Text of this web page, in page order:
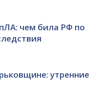
чем била РФ по
утренние